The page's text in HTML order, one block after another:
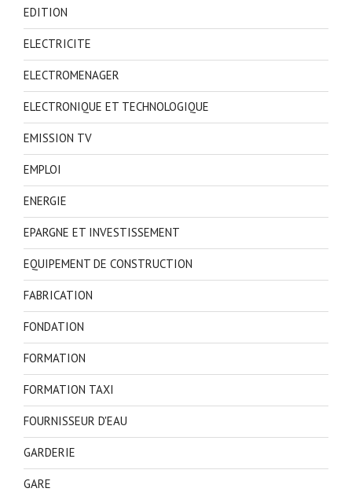
EDITION
ELECTRICITE
ELECTROMENAGER
ELECTRONIQUE ET TECHNOLOGIQUE
EMISSION TV
EMPLOI
ENERGIE
EPARGNE ET INVESTISSEMENT
EQUIPEMENT DE CONSTRUCTION
FABRICATION
FONDATION
FORMATION
FORMATION TAXI
FOURNISSEUR D'EAU
GARDERIE
GARE